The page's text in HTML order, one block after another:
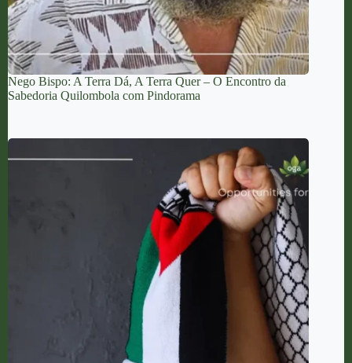
Nego Bispo: A Terra Dá, A Terra Quer – O Encontro da
Sabedoria Quilombola com Pindorama